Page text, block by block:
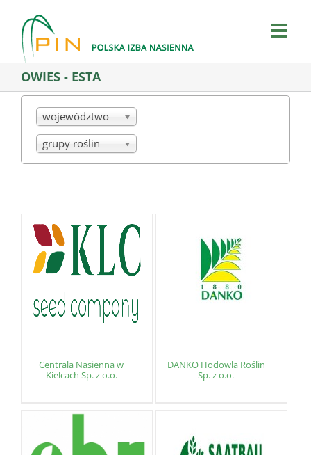
content
OWIES - ESTA
województwo
grupy roślin
Centrala Nasienna w
Kielcach Sp. z o.o.
DANKO Hodowla Roślin
Sp. z o.o.